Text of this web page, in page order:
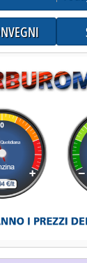
2002 alle 16.28.
AUTO .